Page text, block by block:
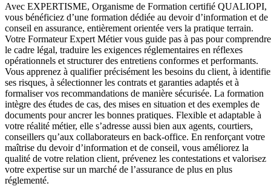
Avec EXPERTISME, Organisme de Formation certifié QUALIOPI,
vous bénéficiez d’une formation dédiée au devoir d’information et de
conseil en assurance, entièrement orientée vers la pratique terrain.
Votre Formateur Expert Métier vous guide pas à pas pour comprendre
le cadre légal, traduire les exigences réglementaires en réflexes
opérationnels et structurer des entretiens conformes et performants.
Vous apprenez à qualifier précisément les besoins du client, à
ses risques, à sélectionner les contrats et garanties adaptés et à
formaliser vos recommandations de manière sécurisée. La formation
intègre des études de cas, des mises en situation et des exemples de
documents pour ancrer les bonnes pratiques. Flexible et adaptable à
votre réalité métier, elle s’adresse aussi bien aux agents, courtiers,
conseillers qu’aux collaborateurs en back-office. En renforçant votre
maîtrise du devoir d’information et de conseil, vous améliorez la
qualité de votre relation client, prévenez les contestations et valorisez
votre expertise sur un marché de l’assurance de plus en plus
réglementé.